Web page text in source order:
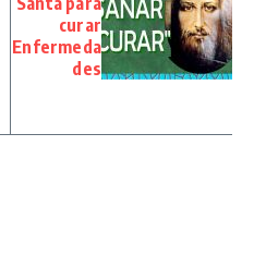
curar
Enfermeda
des